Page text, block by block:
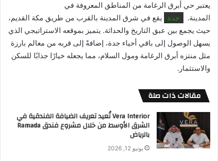
يعتبر حي أبرق الرغامة من المناطق المعروفة في
المدينة.
جدة
يقع في شرق المدينة بالقرب من طريق مكة القديم،
حيث يجمع بين عبق التاريخ والحداثة. يتميز بموقعه الاستراتيجي الذي
يسهل الوصول إلى باقي أحياء جدة، إضافةً إلى قربه من معالم بارزة
مثل منتزه أبرق الرغامة ومول السلام، مما يجعله خيارًا جذابًا للسكن
والاستثمار.
مقالات ذات صلة
Vera Interior تُعيد تعريف الضيافة الفندقية في
الشرق الأوسط من خلال مشروع فندق Ramada
بالرياض
يونيو 12, 2026